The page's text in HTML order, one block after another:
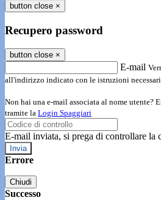
button close ×
Recupero password
button close ×
E-mail
all'indirizzo indicato con le istruzioni
Non hai una e-mail associata al nome utente?
tramite la Login Spaggiari
E-mail inviata, si prega di controllare la
Errore
Chiudi
Successo